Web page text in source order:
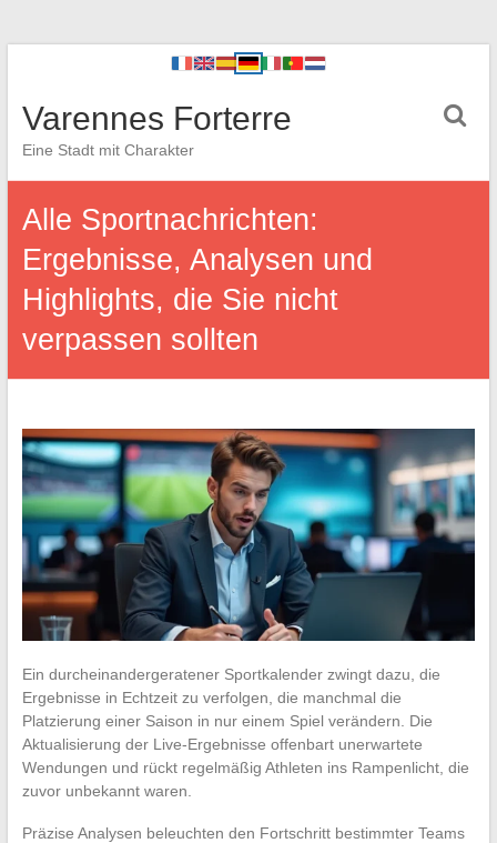
Varennes Forterre
Eine Stadt mit Charakter
Alle Sportnachrichten:
Ergebnisse, Analysen und
Highlights, die Sie nicht
verpassen sollten
Ein durcheinandergeratener Sportkalender zwingt dazu, die
Ergebnisse in Echtzeit zu verfolgen, die manchmal die
Platzierung einer Saison in nur einem Spiel verändern. Die
Aktualisierung der Live-Ergebnisse offenbart unerwartete
Wendungen und rückt regelmäßig Athleten ins Rampenlicht, die
zuvor unbekannt waren.
Präzise Analysen beleuchten den Fortschritt bestimmter Teams